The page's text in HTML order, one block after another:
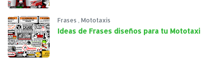
Frases , Mototaxis
Ideas de Frases diseños para tu Mototaxi